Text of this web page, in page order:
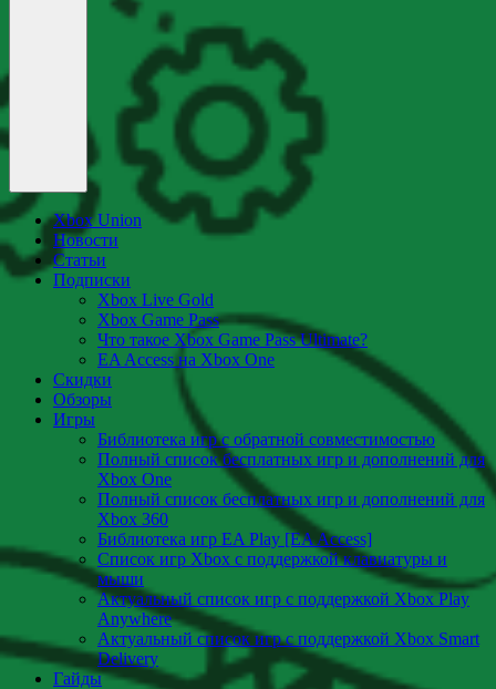
Xbox Union
Новости
Статьи
Подписки
Xbox Live Gold
Xbox Game Pass
Что такое Xbox Game Pass Ultimate?
EA Access на Xbox One
Скидки
Обзоры
Игры
Библиотека игр с обратной совместимостью
Полный список бесплатных игр и дополнений для
Xbox One
Полный список бесплатных игр и дополнений для
Xbox 360
Библиотека игр EA Play [EA Access]
Список игр Xbox c поддержкой клавиатуры и
мыши
Актуальный список игр с поддержкой Xbox Play
Anywhere
Актуальный список игр с поддержкой Xbox Smart
Delivery
Гайды